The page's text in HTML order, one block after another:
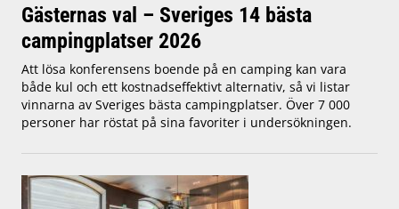
Gästernas val – Sveriges 14 bästa
campingplatser 2026
Att lösa konferensens boende på en camping kan vara
både kul och ett kostnadseffektivt alternativ, så vi listar
vinnarna av Sveriges bästa campingplatser. Över 7 000
personer har röstat på sina favoriter i undersökningen.